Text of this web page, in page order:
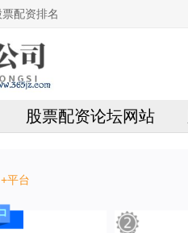
配资排名
股票配资论坛网站
+平台